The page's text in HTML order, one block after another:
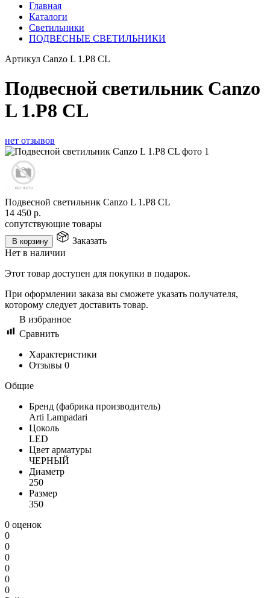
Главная
Каталоги
Светильники
ПОДВЕСНЫЕ СВЕТИЛЬНИКИ
Артикул Canzo L 1.P8 CL
Подвесной светильник Canzo
L 1.P8 CL
нет отзывов
Подвесной светильник Canzo L 1.P8 CL
14 450 р.
сопутствующие товары
В корзину
Заказать
Нет в наличии
Этот товар доступен для покупки в подарок.
При оформлении заказа вы сможете указать получателя,
которому следует доставить товар.
В избранное
Сравнить
Характеристики
Отзывы 0
Общие
Бренд (фабрика производитель)
Arti Lampadari
Цоколь
LED
Цвет арматуры
ЧЕРНЫЙ
Диаметр
250
Размер
350
0 оценок
0
0
0
0
0
0